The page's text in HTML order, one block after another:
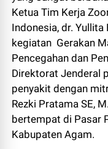
Ketua Tim Kerja
Indonesia, dr. Yullita
kegiatan Gerakan
Pencegahan dan
Direktorat Jenderal
penyakit dengan
Rezki Pratama SE,
bertempat di Pasar
Kabupaten Agam.